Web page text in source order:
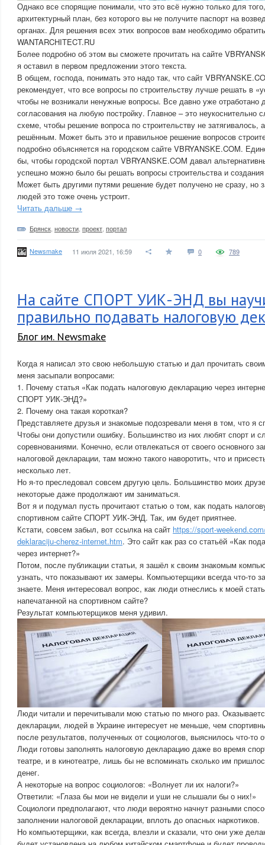
Однако все спорящие понимали, что это всё нужно только для
архитектурный план, без которого вы не получите паспорт на
органах. Для решения всех этих вопросов вам необходимо
WANTARCHITECT.RU
Более подробно об этом вы сможете прочитать на сайте
я оставил в первом предложении этого текста.
В общем, господа, понимать это надо так, что сайт
рекомендует, что все вопросы по строительству лучше решать в
чтобы не возникали ненужные вопросы. Все давно уже отработано
согласования на любую постройку. Главное – это неукоснительно
схеме, чтобы решение вопроса по строительству не затягивалось,
решённым. Может быть это и правильное решение вопросов
подробно объясняется на городском сайте VBRYANSKE.COM.
бы, чтобы городской портал VBRYANSKE.COM давал
успешно можно было бы решать вопросы строительства и
Может быть другими путями решение будет получено не сразу, но
людей это тоже очень устроит.
Читать дальше →
Брянск новости проект портал
Newsmake 11 июля 2021, 16:59 0 789
На сайте СПОРТ УИК-ЭНД вы
правильно подавать налоговую
Блог им. Newsmake
Когда я написал это свою небольшую статью и дал прочитать
меня засыпали вопросами:
1. Почему статья «Как подать налоговую декларацию через
СПОРТ УИК-ЭНД?»
2. Почему она такая короткая?
Представляете друзья и знакомые подозревали меня в том, что я
Чтобы они допустили ошибку. Большинство из них любят спорт и
соревнованиями. Конечно, если отвлекаться от своего основного
налоговой декларации, там можно такого наворотить, что и
несколько лет.
Но я-то преследовал совсем другую цель. Большинство моих
некоторые даже продолжают им заниматься.
Вот я и подумал пусть прочитают статью о том, как подать
спортивном сайте СПОРТ УИК-ЭНД. Так, им будет приятнее.
Кстати, совсем забыл, вот ссылка на сайт https://sport-
deklaraciju-cherez-internet.htm. Это сайт как раз со статьёй «Как
через интернет?»
Потом, после публикации статьи, я зашёл к своим знакомым
узнать, что показывают их замеры. Компьютерщики всегда что-то
знаете. Меня интересовал вопрос, как люди отнеслись к моей
напечатанной на спортивном сайте?
Результат компьютерщиков меня удивил.
Люди читали и перечитывали мою статью по много раз.
декларации, людей в Украине интересует не меньше, чем
после результатов, полученных от социологов, выяснилось что-то
Люди готовы заполнять налоговую декларацию даже во время
театре, и в кинотеатре, лишь бы не вспоминать сколько им
денег.
А некоторые на вопрос социологов: «Волнует ли их налоги?»
Ответили: «Глаза бы мои не видели и уши не слышали бы о них!»
Социологи предполагают, что люди вероятно начнут разными
заполнении налоговой декларации, вплоть до опасных наркотиков.
Но компьютерщики, как всегда, влезли и сказали, что они уже